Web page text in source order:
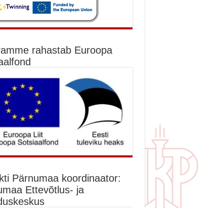
rahastab Euroopa
Pärnumaa koordinaator:
Ettevõtlus- ja